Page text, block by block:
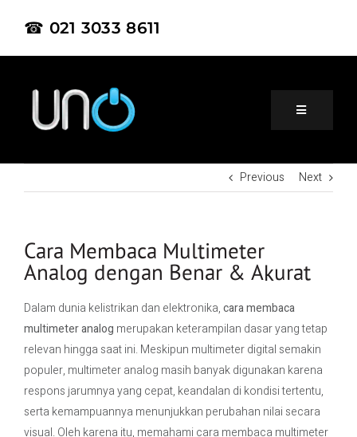
☎ 021 3033 8611
Home
Project
Contact Us
Previous Next
Cara Membaca Multimeter
Analog dengan Benar & Akurat
Dalam dunia kelistrikan dan elektronika,cara membaca
multimeter analog merupakan keterampilan dasar yang tetap
relevan hingga saat ini. Meskipun multimeter digital semakin
populer, multimeter analog masih banyak digunakan karena
respons jarumnya yang cepat, keandalan di kondisi tertentu,
serta kemampuannya menunjukkan perubahan nilai secara
visual. Oleh karena itu, memahami cara membaca multimeter